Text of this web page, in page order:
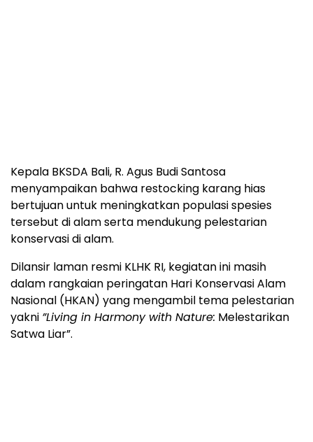
Kepala BKSDA Bali, R. Agus Budi Santosa
menyampaikan bahwa restocking karang hias
bertujuan untuk meningkatkan populasi spesies
tersebut di alam serta mendukung pelestarian
konservasi di alam.
Dilansir laman resmi KLHK RI, kegiatan ini masih
dalam rangkaian peringatan Hari Konservasi Alam
Nasional (HKAN) yang mengambil tema pelestarian
yakni ”Living in Harmony with Nature: Melestarikan
Satwa Liar”.